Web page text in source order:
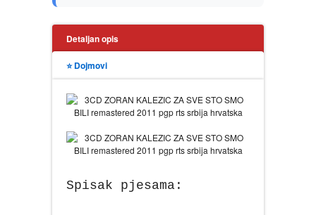
TRILERI
UMETNOST
Detaljan opis
⭐ Dojmovi
Spisak pjesama: